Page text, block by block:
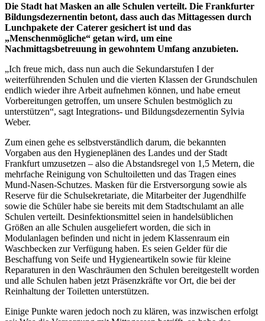
Die Stadt hat Masken an alle Schulen verteilt. Die Frankfurter
Bildungsdezernentin betont, dass auch das Mittagessen durch
Lunchpakete der Caterer gesichert ist und das
„Menschenmögliche“ getan wird, um eine
Nachmittagsbetreuung in gewohntem Umfang anzubieten.
„Ich freue mich, dass nun auch die Sekundarstufen I der
weiterführenden Schulen und die vierten Klassen der Grundschulen
endlich wieder ihre Arbeit aufnehmen können, und habe erneut
Vorbereitungen getroffen, um unsere Schulen bestmöglich zu
unterstützen“, sagt Integrations- und Bildungsdezernentin Sylvia
Weber.
Zum einen gehe es selbstverständlich darum, die bekannten
Vorgaben aus den Hygieneplänen des Landes und der Stadt
Frankfurt umzusetzen – also die Abstandsregel von 1,5 Metern, die
mehrfache Reinigung von Schultoiletten und das Tragen eines
Mund-Nasen-Schutzes. Masken für die Erstversorgung sowie als
Reserve für die Schulsekretariate, die Mitarbeiter der Jugendhilfe
sowie die Schüler habe sie bereits mit dem Stadtschulamt an alle
Schulen verteilt. Desinfektionsmittel seien in handelsüblichen
Größen an alle Schulen ausgeliefert worden, die sich in
Modulanlagen befinden und nicht in jedem Klassenraum ein
Waschbecken zur Verfügung haben. Es seien Gelder für die
Beschaffung von Seife und Hygieneartikeln sowie für kleine
Reparaturen in den Waschräumen den Schulen bereitgestellt worden
und alle Schulen haben jetzt Präsenzkräfte vor Ort, die bei der
Reinhaltung der Toiletten unterstützen.
Einige Punkte waren jedoch noch zu klären, was inzwischen erfolgt